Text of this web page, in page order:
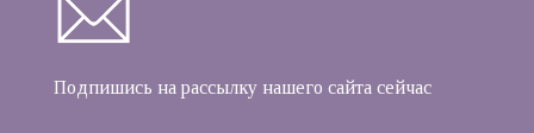
Подпишись на рассылку нашего сайта сейчас